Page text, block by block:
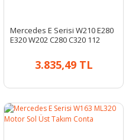
Mercedes E Serisi W210 E280
E320 W202 C280 C320 112
3.835,49 TL